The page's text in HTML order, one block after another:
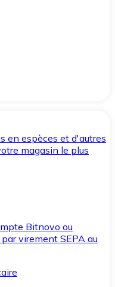
en espèces et d'autres
magasin le plus
Bitnovo ou
virement SEPA au